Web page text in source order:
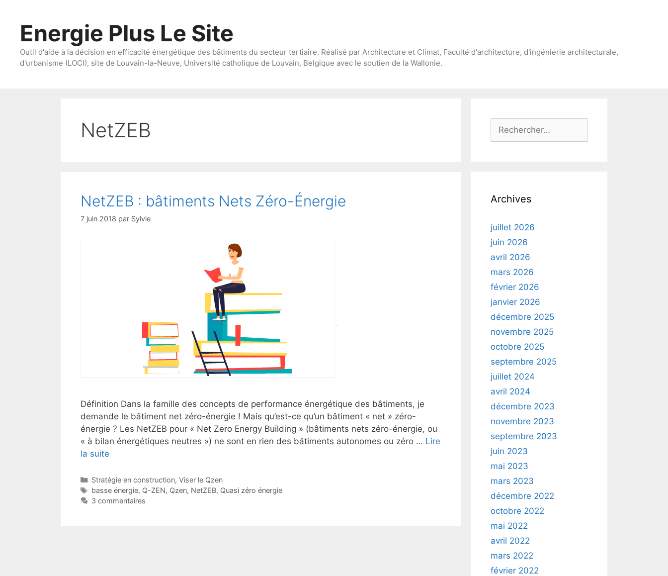
contenuEnergie Plus Le Site
Outil d'aide à la décision en efficacité énergétique des bâtiments du secteur tertiaire. Réalisé par Architecture et Climat, Faculté d'architecture, d'ingénierie architecturale,
d'urbanisme (LOCI), site de Louvain-la-Neuve, Université catholique de Louvain, Belgique avec le soutien de la Wallonie.
NetZEB
NetZEB : bâtiments Nets Zéro-Énergie
7 juin 2018 par Sylvie
Définition Dans la famille des concepts de performance énergétique des bâtiments, je
demande le bâtiment net zéro-énergie ! Mais qu’est-ce qu’un bâtiment « net » zéro-
énergie ? Les NetZEB pour « Net Zero Energy Building » (bâtiments nets zéro-énergie, ou
« à bilan énergétiques neutres ») ne sont en rien des bâtiments autonomes ou zéro … Lire
la suite
Catégories
Stratégie en construction, Viser le Qzen
Étiquettes
basse énergie, Q-ZEN, Qzen, NetZEB, Quasi zéro énergie
3 commentaires
Rechercher :
Archives
juillet 2026
juin 2026
avril 2026
mars 2026
février 2026
janvier 2026
décembre 2025
novembre 2025
octobre 2025
septembre 2025
juillet 2024
avril 2024
décembre 2023
novembre 2023
septembre 2023
juin 2023
mai 2023
mars 2023
décembre 2022
octobre 2022
mai 2022
avril 2022
mars 2022
février 2022